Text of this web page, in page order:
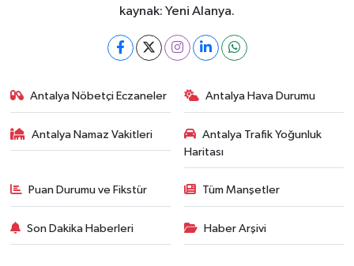
kaynak: Yeni Alanya.
Antalya Nöbetçi Eczaneler Antalya Hava Durumu
Antalya Namaz Vakitleri
Antalya Trafik Yoğunluk
Haritası
Puan Durumu ve Fikstür Tüm Manşetler
Son Dakika Haberleri Haber Arşivi